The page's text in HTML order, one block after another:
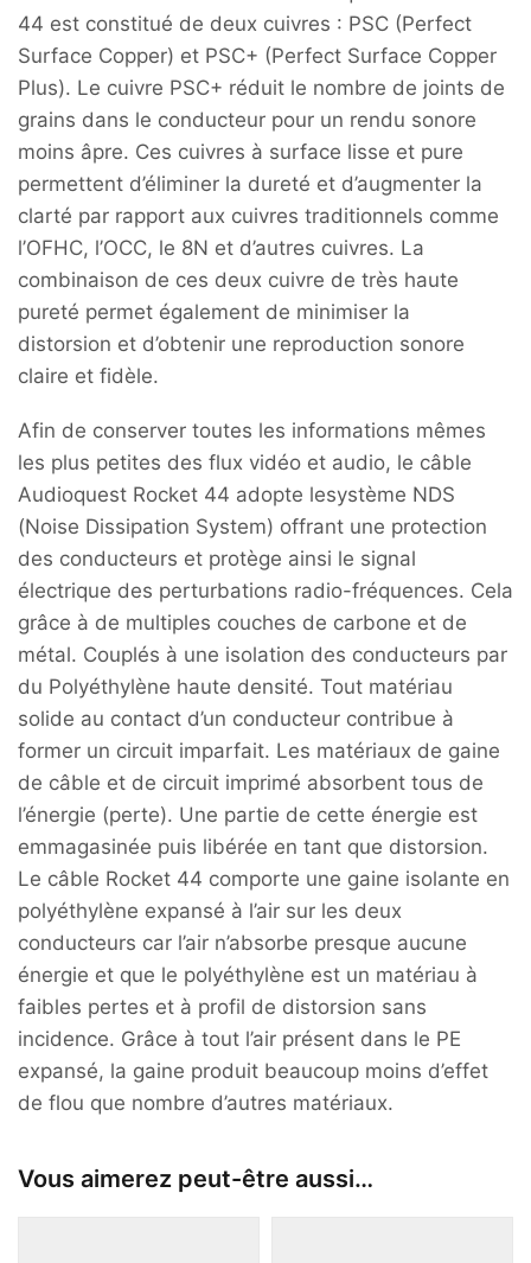
44 est constitué de deux cuivres : PSC (Perfect
Surface Copper) et PSC+ (Perfect Surface Copper
Plus). Le cuivre PSC+ réduit le nombre de joints de
grains dans le conducteur pour un rendu sonore
moins âpre. Ces cuivres à surface lisse et pure
permettent d’éliminer la dureté et d’augmenter la
clarté par rapport aux cuivres traditionnels comme
l’OFHC, l’OCC, le 8N et d’autres cuivres. La
combinaison de ces deux cuivre de très haute
pureté permet également de minimiser la
distorsion et d’obtenir une reproduction sonore
claire et fidèle.
Afin de conserver toutes les informations mêmes
les plus petites des flux vidéo et audio, le câble
Audioquest Rocket 44 adopte lesystème NDS
(Noise Dissipation System) offrant une protection
des conducteurs et protège ainsi le signal
électrique des perturbations radio-fréquences. Cela
grâce à de multiples couches de carbone et de
métal. Couplés à une isolation des conducteurs par
du Polyéthylène haute densité. Tout matériau
solide au contact d’un conducteur contribue à
former un circuit imparfait. Les matériaux de gaine
de câble et de circuit imprimé absorbent tous de
l’énergie (perte). Une partie de cette énergie est
emmagasinée puis libérée en tant que distorsion.
Le câble Rocket 44 comporte une gaine isolante en
polyéthylène expansé à l’air sur les deux
conducteurs car l’air n’absorbe presque aucune
énergie et que le polyéthylène est un matériau à
faibles pertes et à profil de distorsion sans
incidence. Grâce à tout l’air présent dans le PE
expansé, la gaine produit beaucoup moins d’effet
de flou que nombre d’autres matériaux.
Vous aimerez peut-être aussi…